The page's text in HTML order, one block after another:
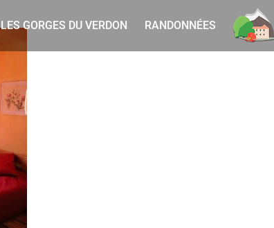
LES GORGES DU VERDON RANDONNÉES